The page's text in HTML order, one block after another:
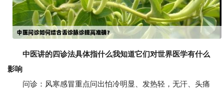
中医讲的四诊法具体指什么我知道它们对世界医学有什么
影响
问诊：风寒感冒重点问出怕冷明显、发热轻，无汗、头痛